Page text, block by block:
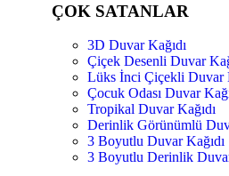
ÇOK SATANLAR
3D Duvar Kağıdı
Çiçek Desenli Duvar
Lüks İnci Çiçekli Duvar
Çocuk Odası Duvar
Tropikal Duvar Kağıdı
Derinlik Görünümlü
3 Boyutlu Duvar Kağıdı
3 Boyutlu Derinlik